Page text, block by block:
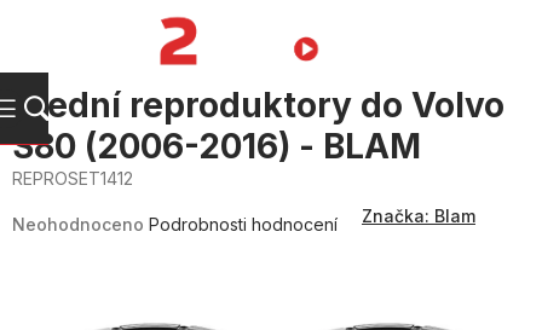
Přední reproduktory do Volvo
S80 (2006-2016) - BLAM
REPROSET1412
hodnocení
produktu
Neohodnoceno Podrobnosti hodnocení Značka: Blam